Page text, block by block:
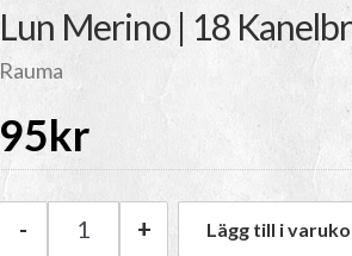
Lun Merino | 18
Rauma
95kr
Rauma Lun Merino | 18
- + Lägg till i